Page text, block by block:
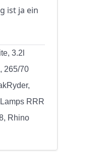
ist ja ein
3.2l
265/70
RRR
Rhino